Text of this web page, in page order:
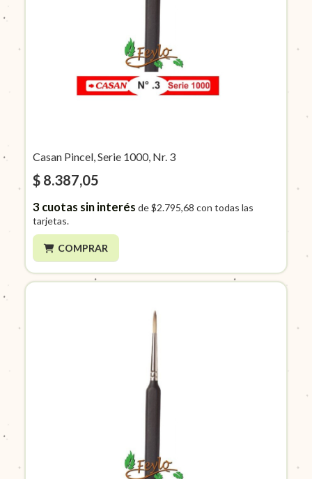
Casan Pincel, Serie 1000, Nr. 3
$ 8.387,05
3cuotas sin interés de$2.795,68 con todas las
tarjetas.
COMPRAR